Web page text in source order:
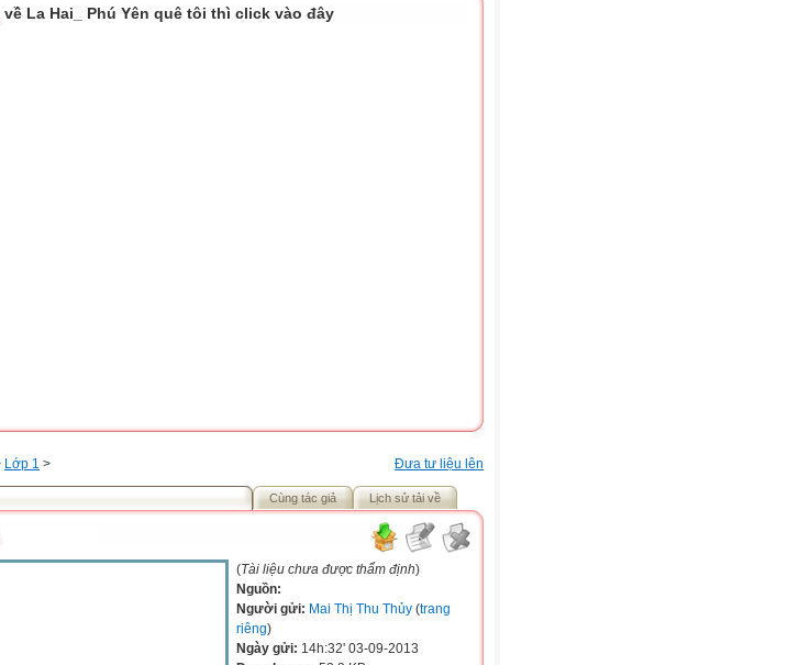
La Hai_ Phú Yên quê tôi thì click vào đây
Đưa tư liệu lên
Lớp 1 >
Cùng tác giả Lịch sử tải về
(Tài liệu chưa được thẩm định)
Nguồn:
Người gửi: Mai Thị Thu Thủy (trang
riêng)
Ngày gửi: 14h:32' 03-09-2013